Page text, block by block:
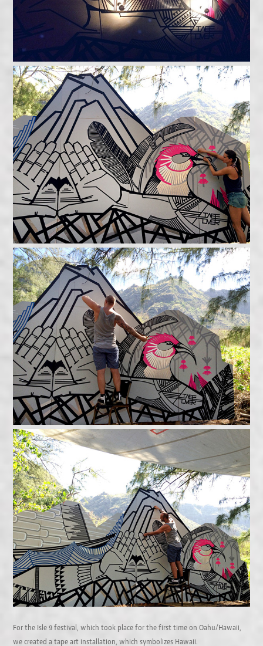
For the Isle 9 festival, which took place for the first time on Oahu/Hawaii,
we created a tape art installation, which symbolizes Hawaii.